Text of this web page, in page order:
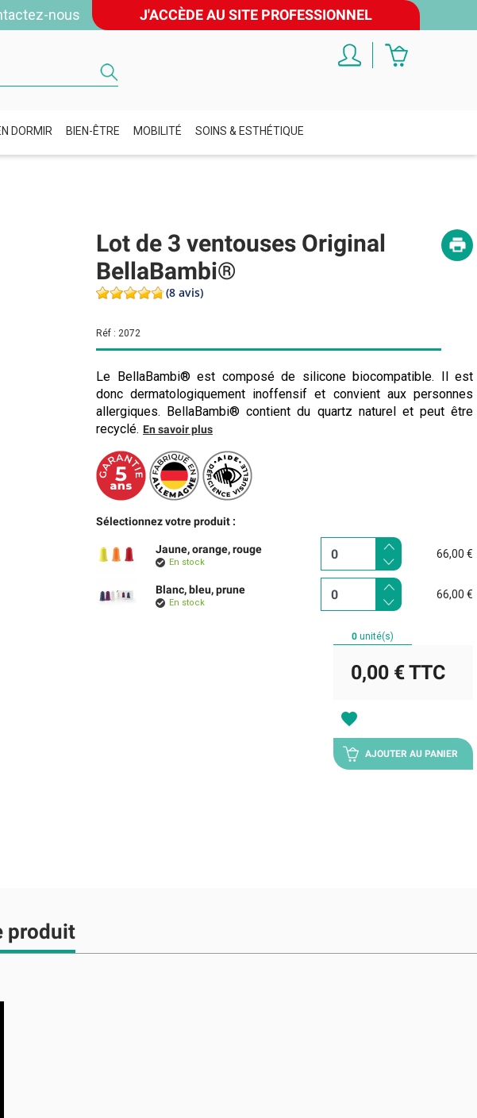
nous J'ACCÈDE AU SITE PROFESSIONNEL
DORMIR BIEN-ÊTRE MOBILITÉ SOINS & ESTHÉTIQUE
Lot de 3 ventouses Original
BellaBambi®
(8 avis)
Réf : 2072
Le BellaBambi® est composé de silicone biocompatible. Il est
donc dermatologiquement inoffensif et convient aux personnes
allergiques. BellaBambi® contient du quartz naturel et peut être
recyclé. En savoir plus
Sélectionnez votre produit :
Jaune, orange, rouge
En stock
66,00 €
Blanc, bleu, prune
En stock
66,00 €
0 unité(s)
0,00 €TTC
favorite
AJOUTER AU PANIER
produit